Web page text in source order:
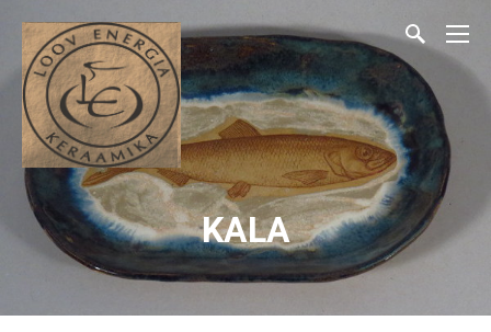
KALA